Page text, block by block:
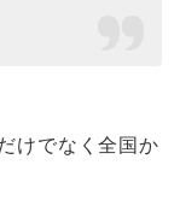
けでなく全国か